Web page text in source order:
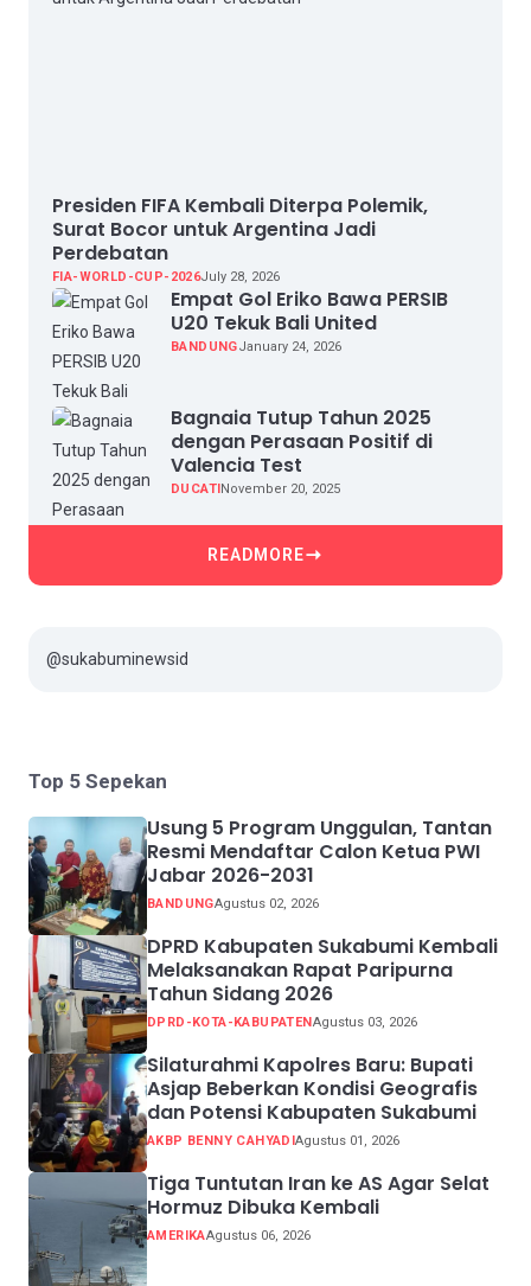
Presiden FIFA Kembali Diterpa Polemik,
Surat Bocor untuk Argentina Jadi
Perdebatan
FIA-WORLD-CUP-2026July 28, 2026
Empat Gol Eriko Bawa PERSIB
U20 Tekuk Bali United
BANDUNGJanuary 24, 2026
Bagnaia Tutup Tahun 2025
dengan Perasaan Positif di
Valencia Test
DUCATINovember 20, 2025
READMORE
@sukabuminewsid
Top 5 Sepekan
Usung 5 Program Unggulan, Tantan
Resmi Mendaftar Calon Ketua PWI
Jabar 2026-2031
BANDUNGAgustus 02, 2026
DPRD Kabupaten Sukabumi Kembali
Melaksanakan Rapat Paripurna
Tahun Sidang 2026
DPRD-KOTA-KABUPATENAgustus 03, 2026
Silaturahmi Kapolres Baru: Bupati
Asjap Beberkan Kondisi Geografis
dan Potensi Kabupaten Sukabumi
AKBP BENNY CAHYADIAgustus 01, 2026
Tiga Tuntutan Iran ke AS Agar Selat
Hormuz Dibuka Kembali
AMERIKAAgustus 06, 2026